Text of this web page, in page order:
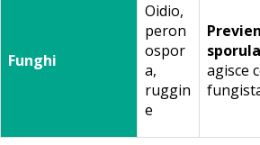
Funghi
Oidio,
peron
ospor
a,
ruggin
e
agisce